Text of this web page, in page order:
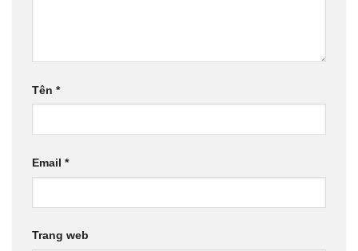
Tên *
Email *
Trang web